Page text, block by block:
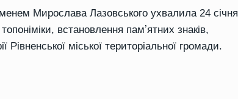
Мирослава Лазовського ухвалила 24 січня
встановлення памʼятних знаків,
міської територіальної громади.